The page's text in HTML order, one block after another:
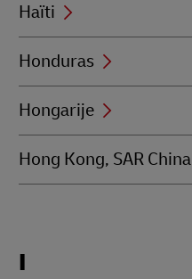
Haïti
Honduras
Hongarije
Hong Kong, SAR China
I